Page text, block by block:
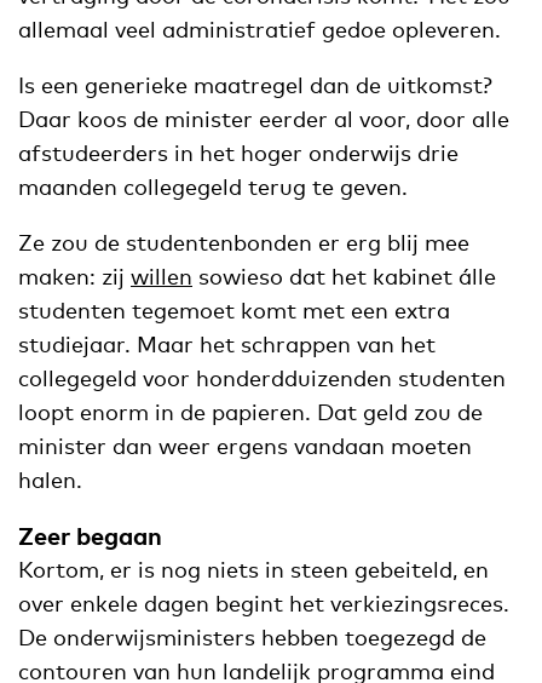
allemaal veel administratief gedoe opleveren.
Is een generieke maatregel dan de uitkomst?
Daar koos de minister eerder al voor, door alle
afstudeerders in het hoger onderwijs drie
maanden collegegeld terug te geven.
Ze zou de studentenbonden er erg blij mee
maken: zij willen sowieso dat het kabinet álle
studenten tegemoet komt met een extra
studiejaar. Maar het schrappen van het
collegegeld voor honderdduizenden studenten
loopt enorm in de papieren. Dat geld zou de
minister dan weer ergens vandaan moeten
halen.
Zeer begaan
Kortom, er is nog niets in steen gebeiteld, en
over enkele dagen begint het verkiezingsreces.
De onderwijsministers hebben toegezegd de
contouren van hun landelijk programma eind